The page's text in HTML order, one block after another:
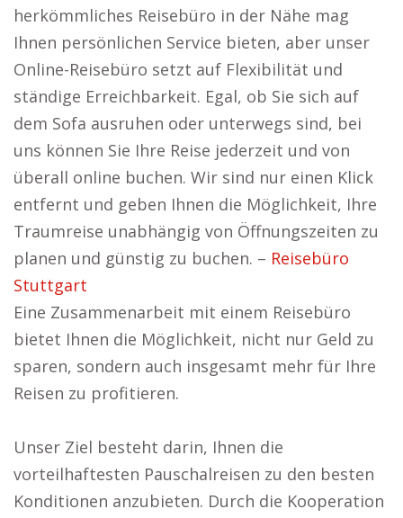
herkömmliches Reisebüro in der Nähe mag
Ihnen persönlichen Service bieten, aber unser
Online-Reisebüro setzt auf Flexibilität und
ständige Erreichbarkeit. Egal, ob Sie sich auf
dem Sofa ausruhen oder unterwegs sind, bei
uns können Sie Ihre Reise jederzeit und von
überall online buchen. Wir sind nur einen Klick
entfernt und geben Ihnen die Möglichkeit, Ihre
Traumreise unabhängig von Öffnungszeiten zu
planen und günstig zu buchen. – Reisebüro
Stuttgart
Eine Zusammenarbeit mit einem Reisebüro
bietet Ihnen die Möglichkeit, nicht nur Geld zu
sparen, sondern auch insgesamt mehr für Ihre
Reisen zu profitieren.
Unser Ziel besteht darin, Ihnen die
vorteilhaftesten Pauschalreisen zu den besten
Konditionen anzubieten. Durch die Kooperation